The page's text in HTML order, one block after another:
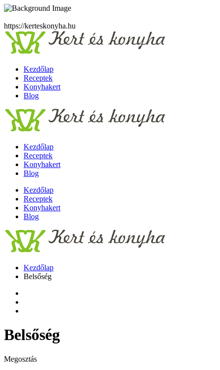
https://kerteskonyha.hu
Kezdőlap
Receptek
Konyhakert
Blog
Kezdőlap
Receptek
Konyhakert
Blog
Kezdőlap
Receptek
Konyhakert
Blog
Kezdőlap
Belsőség
Belsőség
Megosztás